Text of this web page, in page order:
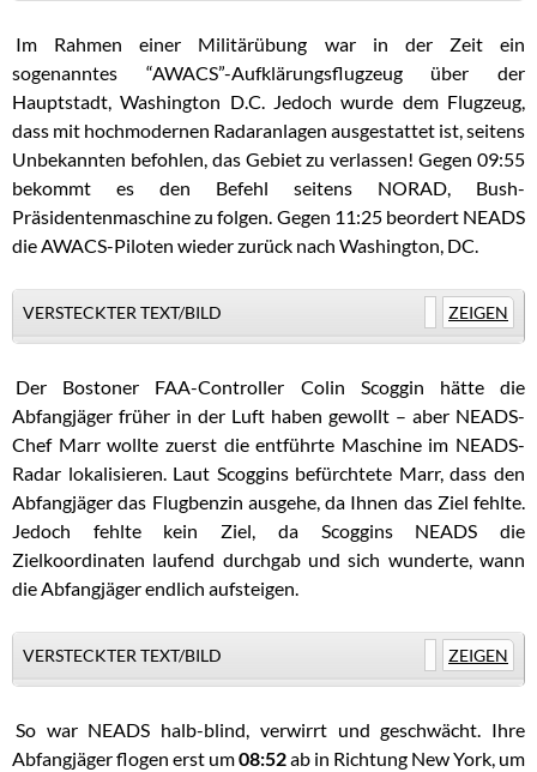
Im Rahmen einer Militärübung war in der Zeit ein
sogenanntes “AWACS”-Aufklärungsflugzeug über der
Hauptstadt, Washington D.C. Jedoch wurde dem Flugzeug,
dass mit hochmodernen Radaranlagen ausgestattet ist, seitens
Unbekannten befohlen, das Gebiet zu verlassen! Gegen 09:55
bekommt es den Befehl seitens NORAD, Bush-
Präsidentenmaschine zu folgen. Gegen 11:25 beordert NEADS
die AWACS-Piloten wieder zurück nach Washington, DC.
VERSTECKTER TEXT/BILD ZEIGEN
Der Bostoner FAA-Controller Colin Scoggin hätte die
Abfangjäger früher in der Luft haben gewollt – aber NEADS-
Chef Marr wollte zuerst die entführte Maschine im NEADS-
Radar lokalisieren. Laut Scoggins befürchtete Marr, dass den
Abfangjäger das Flugbenzin ausgehe, da Ihnen das Ziel fehlte.
Jedoch fehlte kein Ziel, da Scoggins NEADS die
Zielkoordinaten laufend durchgab und sich wunderte, wann
die Abfangjäger endlich aufsteigen.
VERSTECKTER TEXT/BILD ZEIGEN
So war NEADS halb-blind, verwirrt und geschwächt. Ihre
Abfangjäger flogen erst um08:52ab in Richtung New York, um